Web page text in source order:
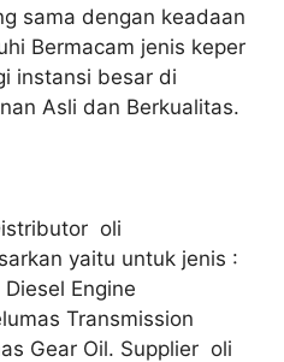
sama dengan keadaan
Bermacam jenis keper
instansi besar di
Asli dan Berkualitas.
oli
yaitu untuk jenis :
Engine
Transmission
Gear Oil. Supplier oli